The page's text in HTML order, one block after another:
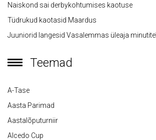
Naiskond sai derbykohtumises kaotuse
Tüdrukud kaotasid Maardus
Juuniorid langesid Vasalemmas üleaja minutitel
Teemad
A-Tase
Aasta Parimad
Aastalõputurniir
Alcedo Cup